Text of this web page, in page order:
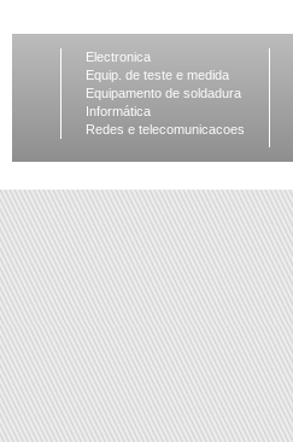
Electronica
Equip. de teste e medida
Equipamento de soldadura
Informática
Redes e telecomunicacoes